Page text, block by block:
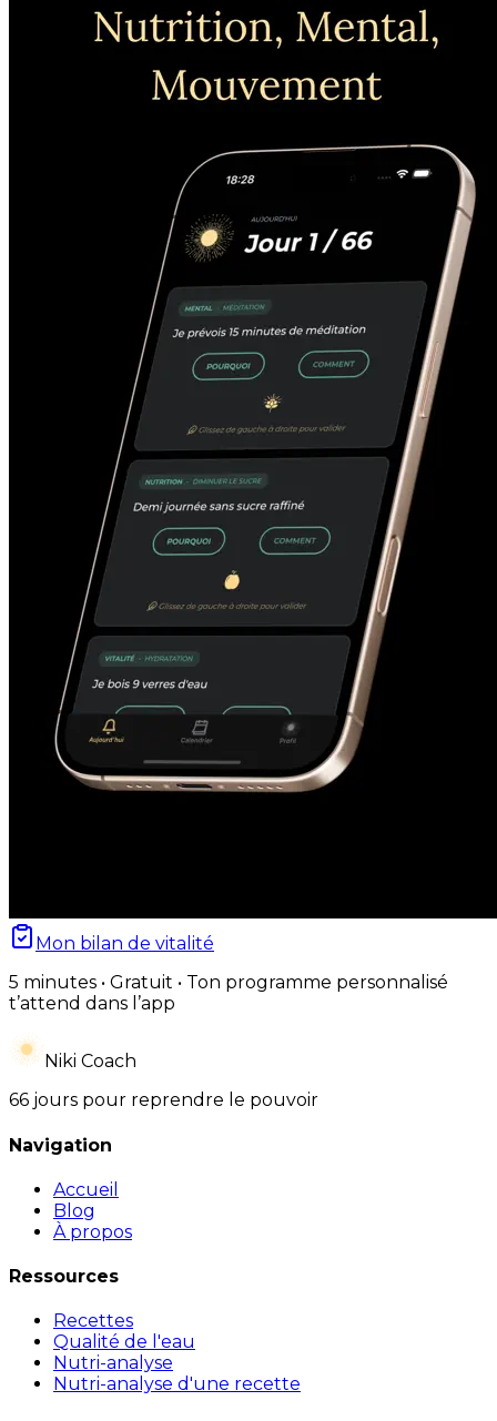
Mon bilan de vitalité
5 minutes • Gratuit • Ton programme personnalisé
t’attend dans l’app
Niki Coach
66 jours pour reprendre le pouvoir
Navigation
Accueil
Blog
À propos
Ressources
Recettes
Qualité de l'eau
Nutri-analyse
Nutri-analyse d'une recette